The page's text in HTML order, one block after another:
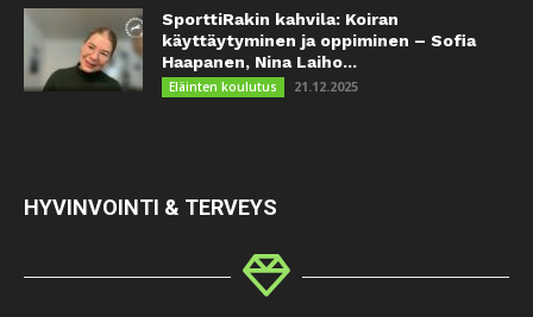
SporttiRakin kahvila: Koiran
käyttäytyminen ja oppiminen – Sofia
Haapanen, Nina Laiho...
Eläinten koulutus 21.12.2025
HYVINVOINTI & TERVEYS